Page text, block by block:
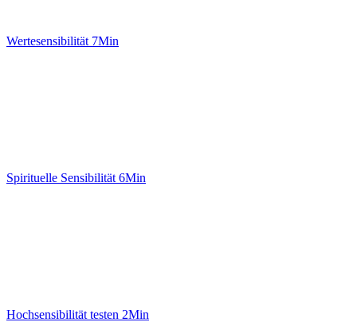
Wertesensibilität 7Min
Spirituelle Sensibilität 6Min
Hochsensibilität testen 2Min